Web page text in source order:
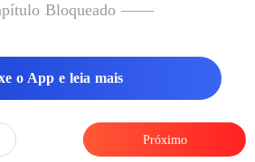
Bloqueado ——
o App e leia mais
Próximo